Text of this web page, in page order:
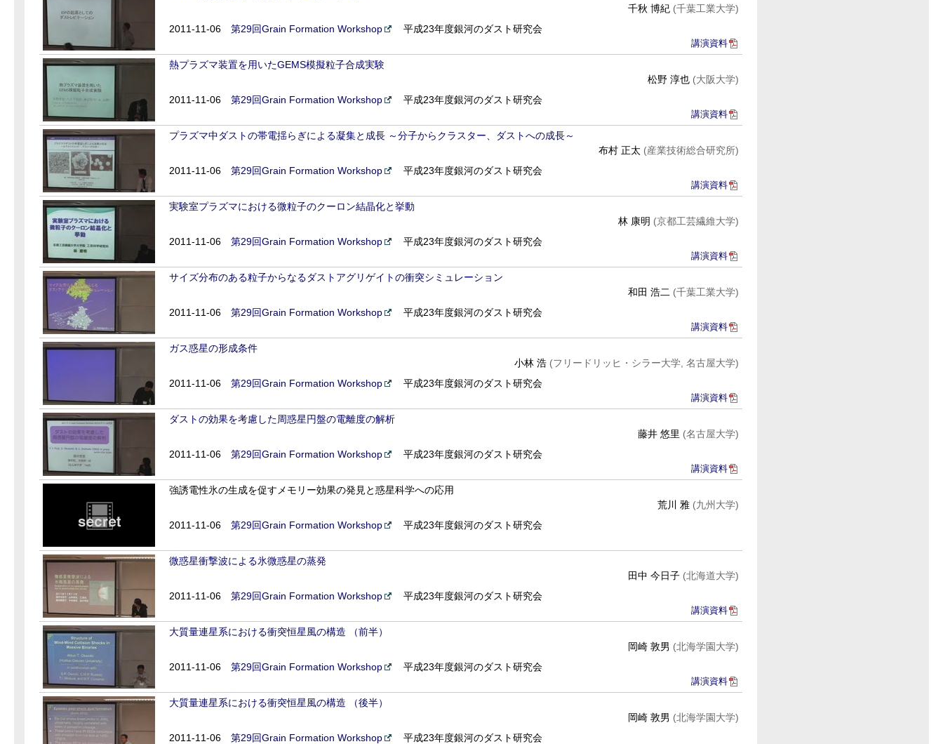
千秋 博紀 (千葉工業大学)
2011-11-06
第29回Grain Formation Workshop 平成23年度銀河のダスト研究会
講演資料
熱プラズマ装置を用いたGEMS模擬粒子合成実験
松野 淳也 (大阪大学)
2011-11-06
第29回Grain Formation Workshop 平成23年度銀河のダスト研究会
講演資料
プラズマ中ダストの帯電揺らぎによる凝集と成長 ～分子からクラスター、ダストへの成長～
布村 正太 (産業技術総合研究所)
2011-11-06
第29回Grain Formation Workshop 平成23年度銀河のダスト研究会
講演資料
実験室プラズマにおける微粒子のクーロン結晶化と挙動
林 康明 (京都工芸繊維大学)
2011-11-06
第29回Grain Formation Workshop 平成23年度銀河のダスト研究会
講演資料
サイズ分布のある粒子からなるダストアグリゲイトの衝突シミュレーション
和田 浩二 (千葉工業大学)
2011-11-06
第29回Grain Formation Workshop 平成23年度銀河のダスト研究会
講演資料
ガス惑星の形成条件
小林 浩 (フリードリッヒ・シラー大学, 名古屋大学)
2011-11-06
第29回Grain Formation Workshop 平成23年度銀河のダスト研究会
講演資料
ダストの効果を考慮した周惑星円盤の電離度の解析
藤井 悠里 (名古屋大学)
2011-11-06
第29回Grain Formation Workshop 平成23年度銀河のダスト研究会
講演資料
強誘電性氷の生成を促すメモリー効果の発見と惑星科学への応用
荒川 雅 (九州大学)
2011-11-06
第29回Grain Formation Workshop 平成23年度銀河のダスト研究会
微惑星衝撃波による氷微惑星の蒸発
田中 今日子 (北海道大学)
2011-11-06
第29回Grain Formation Workshop 平成23年度銀河のダスト研究会
講演資料
大質量連星系における衝突恒星風の構造 （前半）
岡崎 敦男 (北海学園大学)
2011-11-06
第29回Grain Formation Workshop 平成23年度銀河のダスト研究会
講演資料
大質量連星系における衝突恒星風の構造 （後半）
岡崎 敦男 (北海学園大学)
2011-11-06
第29回Grain Formation Workshop 平成23年度銀河のダスト研究会